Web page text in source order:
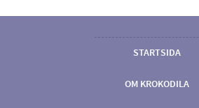
STARTSIDA
OM KROKODILA